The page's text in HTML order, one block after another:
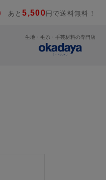
あと5,500 円で送料無料！
生地・毛糸・手芸材料の専門店